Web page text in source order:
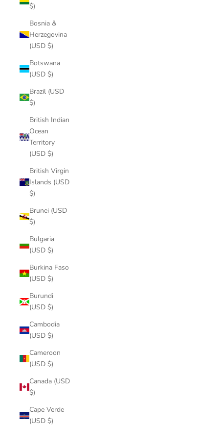
$)
Bosnia &
Herzegovina
(USD $)
Botswana
(USD $)
Brazil (USD
$)
British Indian
Ocean
Territory
(USD $)
British Virgin
Islands (USD
$)
Brunei (USD
$)
Bulgaria
(USD $)
Burkina Faso
(USD $)
Burundi
(USD $)
Cambodia
(USD $)
Cameroon
(USD $)
Canada (USD
$)
Cape Verde
(USD $)